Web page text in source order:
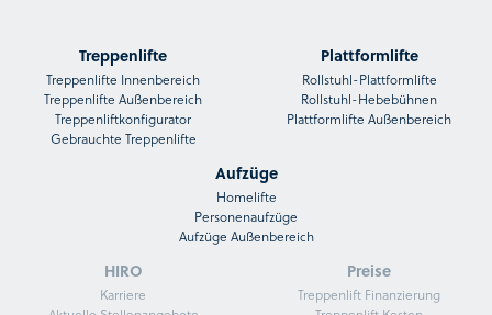
Treppenlifte
Treppenlifte Innenbereich
Treppenlifte Außenbereich
Treppenliftkonfigurator
Gebrauchte Treppenlifte
Plattformlifte
Rollstuhl-Plattformlifte
Rollstuhl-Hebebühnen
Plattformlifte Außenbereich
Aufzüge
Homelifte
Personenaufzüge
Aufzüge Außenbereich
HIRO
Karriere
Preise
Treppenlift Finanzierung